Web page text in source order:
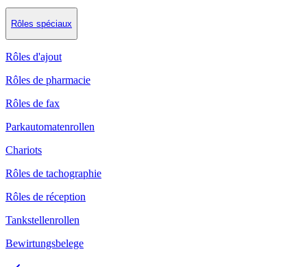
Rôles spéciaux
Rôles d'ajout
Rôles de pharmacie
Rôles de fax
Parkautomatenrollen
Chariots
Rôles de tachographie
Rôles de réception
Tankstellenrollen
Bewirtungsbelege